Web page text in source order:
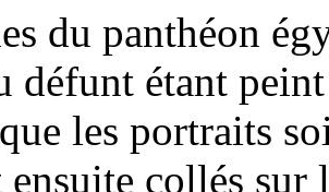
du panthéon
défunt étant
les portraits
collés sur